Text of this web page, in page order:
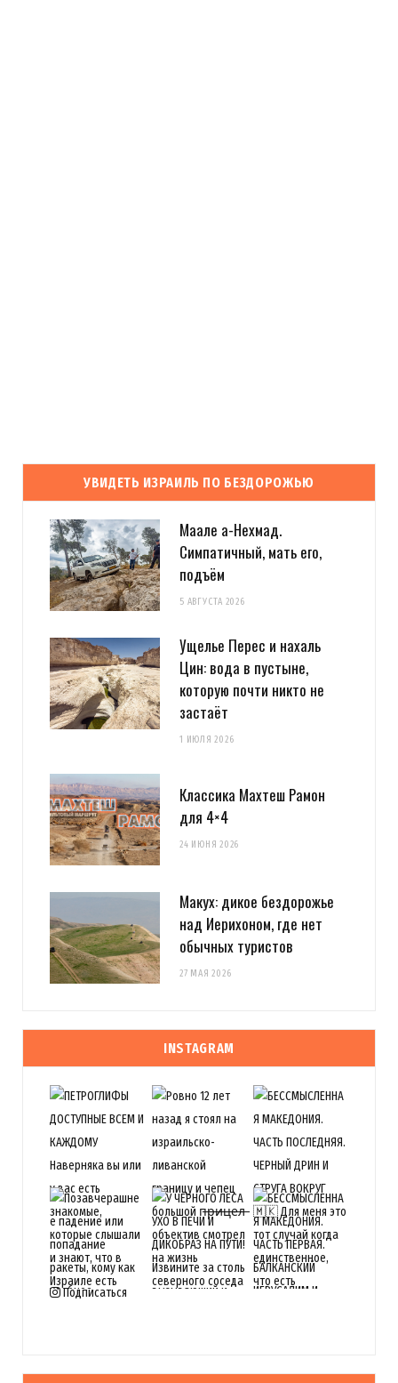
УВИДЕТЬ ИЗРАИЛЬ ПО БЕЗДОРОЖЬЮ
Маале а-Нехмад.
Симпатичный, мать его,
подъём
5 АВГУСТА 2026
Ущелье Перес и нахаль
Цин: вода в пустыне,
которую почти никто не
застаёт
1 ИЮЛЯ 2026
Классика Махтеш Рамон
для 4×4
24 ИЮНЯ 2026
Макух: дикое бездорожье
над Иерихоном, где нет
обычных туристов
27 МАЯ 2026
INSTAGRAM
Подписаться